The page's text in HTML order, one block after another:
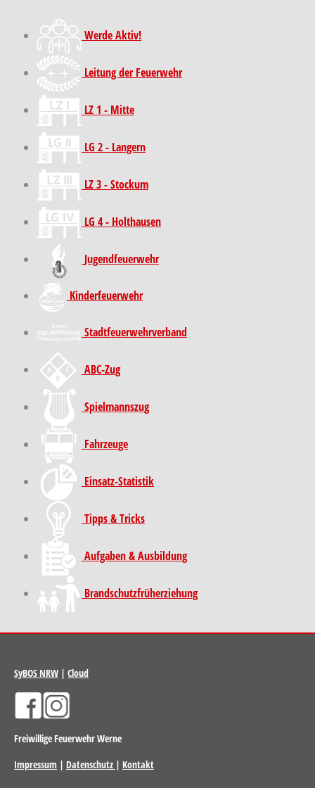
Werde Aktiv!
Leitung der Feuerwehr
LZ 1 - Mitte
LG 2 - Langern
LZ 3 - Stockum
LG 4 - Holthausen
Jugendfeuerwehr
Kinder­feuer­wehr
Stadt­feuer­wehr­verband
ABC-Zug
Spielmannszug
Fahrzeuge
Einsatz-Statistik
Tipps & Tricks
Aufgaben & Ausbildung
Brand­schutz­früh­erziehung
SyBOS NRW | Cloud
Freiwillige Feuerwehr Werne
Impressum | Datenschutz | Kontakt